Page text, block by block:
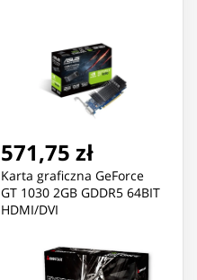
571,75 zł
Karta graficzna GeForce
GT 1030 2GB GDDR5 64BIT
HDMI/DVI